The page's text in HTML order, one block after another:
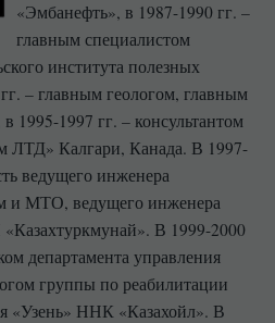
«Эмбанефть», в 1987-1990 гг. –
главным специалистом
института полезных
– главным геологом, главным
1997 гг. – консультантом
ЛТД» Калгари, Канада. В 1997-
ведущего инженера
и МТО, ведущего инженера
В 1999-2000
департамента управления
группы по реабилитации
«Узень» ННК «Казахойл». В